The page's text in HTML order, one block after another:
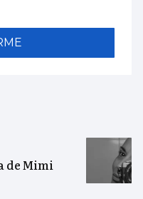
de Mimi